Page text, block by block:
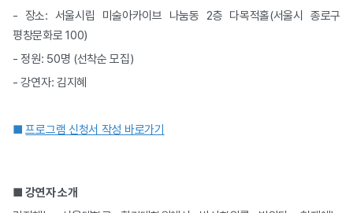
- 장소: 서울시립 미술아카이브 나눔동 2층 다목적홀(서울시 종로구
평창문화로 100)
- 정원: 50명 (선착순 모집)
- 강연자: 김지혜
■ 프로그램 신청서 작성 바로가기
■강연자 소개